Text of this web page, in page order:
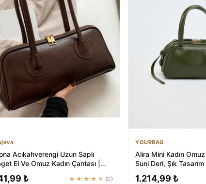
Acıkahverengi Uzun Saplı
El Ve Omuz Kadın Çantası |
₺ ★★★★★ (0)
YOURBAG
Alira Mini Kadın Omuz
Suni Deri, Şık
1.214,99 ₺